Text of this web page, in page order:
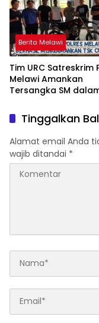
Berita Melawi
Tim URC Satreskrim
Melawi Amankan
Tersangka SM
PaalTinggalkan
Alamat email Anda
wajib ditandai *